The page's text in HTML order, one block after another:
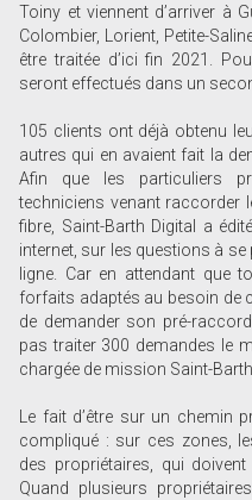
Toiny et viennent d’arriver à
Colombier, Lorient, Petite-
être traitée d’ici fin 2021.
seront effectués dans un
105 clients ont déjà obtenu
autres qui en avaient fait la
Afin que les particuliers
techniciens venant raccorder
fibre, Saint-Barth Digital a
internet, sur les questions à
ligne. Car en attendant que
forfaits adaptés au besoin de
de demander son pré-
pas traiter 300 demandes le
chargée de mission Saint-Barth
Le fait d’être sur un chemin
compliqué : sur ces zones,
des propriétaires, qui
Quand plusieurs